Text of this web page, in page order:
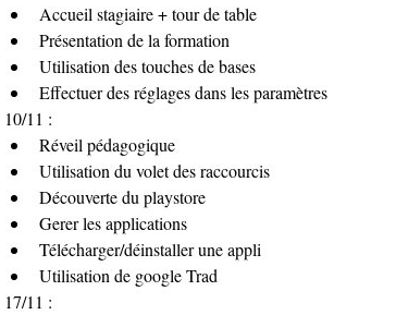
Accueil stagiaire + tour de table
Présentation de la formation
Utilisation des touches de bases
Effectuer des réglages dans les paramètres
10/11 :
Réveil pédagogique
Utilisation du volet des raccourcis
Découverte du playstore
Gerer les applications
Télécharger/déinstaller une appli
Utilisation de google Trad
17/11 :